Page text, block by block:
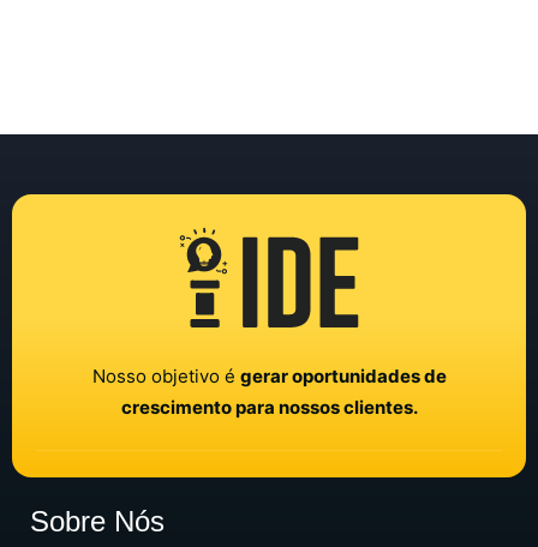
Nosso objetivo é gerar oportunidades de
crescimento para nossos clientes.
Sobre Nós